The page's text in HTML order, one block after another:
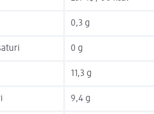
0,3 g
0 g
11,3 g
9,4 g